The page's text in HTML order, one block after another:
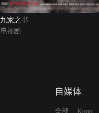
九家之书
电视剧
自媒体
全部
Kpop